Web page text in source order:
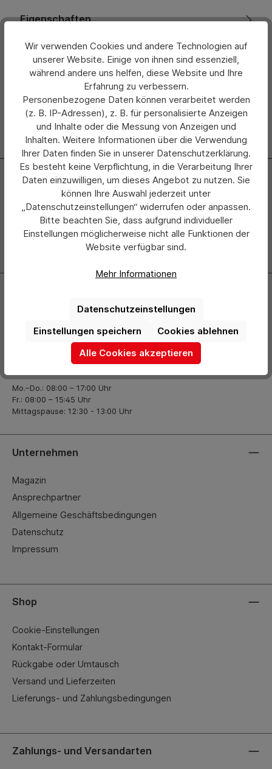
Eigenschaften
Bewertungen
Hersteller
Newsletter
Abonnieren Sie jetzt einfach unseren regelmäßig
erscheinenden Newsletter und Sie werden stets als Erster
über neue Produkte und Angebote informiert.
Zur Newsletter Anmeldung
info@hermann-direkt.de
Öffnungszeiten
Mo.–Do.: 08:00 – 17:00 Uhr
Fr.: 08:00 – 15:45 Uhr
Mittagspause: 12:30 - 13:00 Uhr
Unternehmen
Magazin
Ansprechpartner
Allgemeine Geschäftsbedingungen
Datenschutz
Impressum
Shop
Cookie-Einstellungen
Kontakt-Formular
Rückgabe oder Umtausch
Versand und Lieferzeiten
Lieferungs- und Zahlungsbedingungen
Zahlungs- und Versandarten
Wir verwenden Cookies und andere Technologien auf
unserer Website. Einige von ihnen sind essenziell,
während andere uns helfen, diese Website und Ihre
Erfahrung zu verbessern.
Personenbezogene Daten können verarbeitet werden
(z. B. IP-Adressen), z. B. für personalisierte Anzeigen
und Inhalte oder die Messung von Anzeigen und
Inhalten. Weitere Informationen über die Verwendung
Ihrer Daten finden Sie in unserer Datenschutzerklärung.
Es besteht keine Verpflichtung, in die Verarbeitung Ihrer
Daten einzuwilligen, um dieses Angebot zu nutzen. Sie
können Ihre Auswahl jederzeit unter
„Datenschutzeinstellungen“ widerrufen oder anpassen.
Bitte beachten Sie, dass aufgrund individueller
Einstellungen möglicherweise nicht alle Funktionen der
Website verfügbar sind.
Mehr Informationen
Datenschutzeinstellungen
Cookies ablehnen
Einstellungen speichern
Alle Cookies akzeptieren